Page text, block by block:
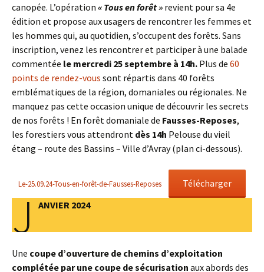
canopée. L’opération « Tous en forêt » revient pour sa 4e
édition et propose aux usagers de rencontrer les femmes et
les hommes qui, au quotidien, s’occupent des forêts. Sans
inscription, venez les rencontrer et participer à une balade
commentée le mercredi 25 septembre à 14h. Plus de 60
points de rendez-vous sont répartis dans 40 forêts
emblématiques de la région, domaniales ou régionales. Ne
manquez pas cette occasion unique de découvrir les secrets
de nos forêts ! En forêt domaniale de Fausses-Reposes,
les forestiers vous attendront dès 14h Pelouse du vieil
étang – route des Bassins – Ville d’Avray (plan ci-dessous).
Le-25.09.24-Tous-en-forêt-de-Fausses-Reposes Télécharger
J ANVIER 2024
Une coupe d’ouverture de chemins d’exploitation
complétée par une coupe de sécurisation aux abords des